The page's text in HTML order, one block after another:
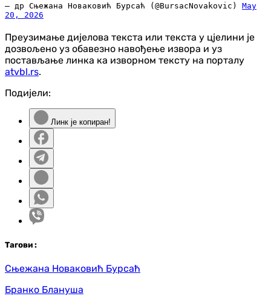
— др Сњежана Новаковић Бурсаћ (@BursacNovakovic) May
20, 2026
Преузимање дијелова текста или текста у цјелини је
дозвољено уз обавезно навођење извора и уз
постављање линка ка изворном тексту на порталу
atvbl.rs.
Подијели:
Линк је копиран!
Тагови :
Сњежана Новаковић Бурсаћ
Бранко Блануша